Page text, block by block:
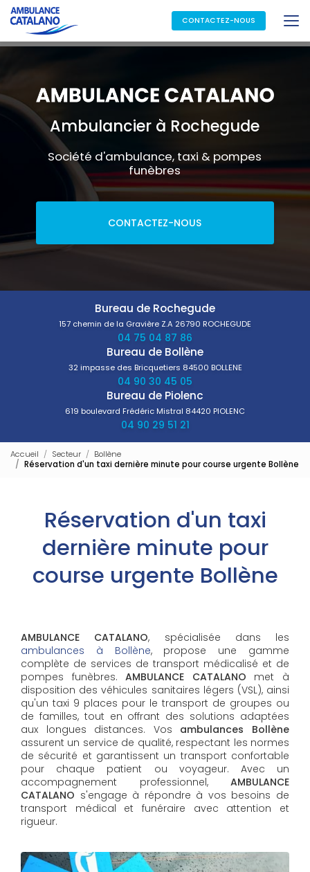
Aller
au
contenu
principal
CONTACTEZ-NOUS
Ambulancier à Rochegude
Société d'ambulance, taxi & pompes
funèbres
CONTACTEZ-NOUS
Bureau de Rochegude
157 chemin de la Gravière Z.A 26790 ROCHEGUDE
04 75 04 87 86
Bureau de Bollène
32 impasse des Bricquetiers 84500 BOLLENE
04 90 30 45 05
Bureau de Piolenc
619 boulevard Frédéric Mistral 84420 PIOLENC
04 90 29 51 21
Accueil Secteur
Bollène
Réservation d'un taxi dernière minute pour course urgente Bollène
Réservation d'un taxi
dernière minute pour
course urgente Bollène
AMBULANCE CATALANO, spécialisée dans les
ambulances à Bollène, propose une gamme
complète de services de transport médicalisé et de
pompes funèbres.AMBULANCE CATALANO met à
disposition des véhicules sanitaires légers (VSL), ainsi
qu'un taxi 9 places pour le transport de groupes ou
de familles, tout en offrant des solutions adaptées
aux longues distances. Vos ambulances Bollène
assurent un service de qualité, respectant les normes
de sécurité et garantissent un transport confortable
pour chaque patient ou voyageur. Avec un
accompagnement professionnel, AMBULANCE
CATALANO s'engage à répondre à vos besoins de
transport médical et funéraire avec attention et
rigueur.